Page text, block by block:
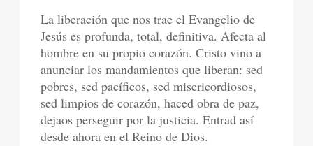
La liberación que nos trae el Evangelio de
Jesús es profunda, total, definitiva. Afecta al
hombre en su propio corazón. Cristo vino a
anunciar los mandamientos que liberan: sed
pobres, sed pacíficos, sed misericordiosos,
sed limpios de corazón, haced obra de paz,
dejaos perseguir por la justicia. Entrad así
desde ahora en el Reino de Dios.